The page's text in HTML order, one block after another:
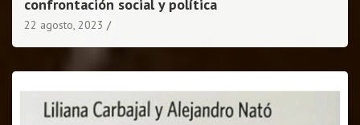
confrontación social y política
22 agosto, 2023